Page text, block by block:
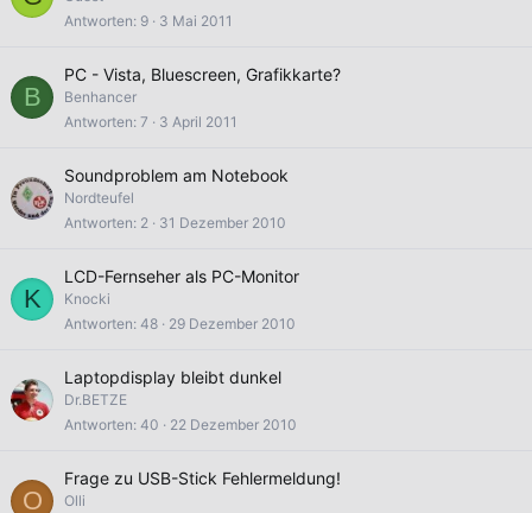
Antworten 9 3 Mai 2011
B
PC - Vista, Bluescreen, Grafikkarte?
Benhancer
Antworten 7 3 April 2011
Soundproblem am Notebook
Nordteufel
Antworten 2 31 Dezember 2010
K
LCD-Fernseher als PC-Monitor
Knocki
Antworten 48 29 Dezember 2010
Laptopdisplay bleibt dunkel
Dr.BETZE
Antworten 40 22 Dezember 2010
O
Frage zu USB-Stick Fehlermeldung!
Olli